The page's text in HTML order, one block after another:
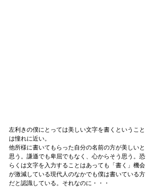
左利きの僕にとっては美しい文字を書くということ
は憧れに近い。
他所様に書いてもらった自分の名前の方が美しいと
思う。謙遜でも卑屈でもなく、心からそう思う。恐
らくは文字を入力することはあっても「書く」機会
が激減している現代人のなかでも僕は書いている方
だと認識している。それなのに・・・